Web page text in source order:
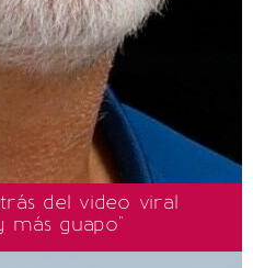
del video viral
más guapo"